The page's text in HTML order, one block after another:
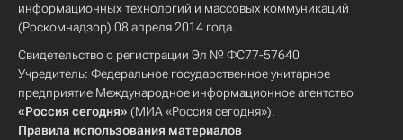
информационных технологий и массовых коммуникаций
(Роскомнадзор) 08 апреля 2014 года.
Свидетельство о регистрации Эл № ФС77-57640
Учредитель: Федеральное государственное унитарное
предприятие Международное информационное агентство
«Россия сегодня» (МИА «Россия сегодня»).
Правила использования материалов